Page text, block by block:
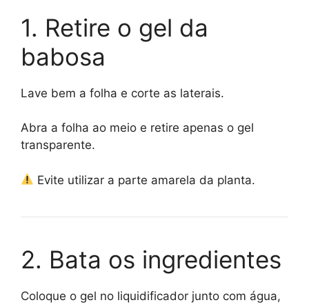
1. Retire o gel da
babosa
Lave bem a folha e corte as laterais.
Abra a folha ao meio e retire apenas o gel
transparente.
Evite utilizar a parte amarela da planta.
2. Bata os ingredientes
Coloque o gel no liquidificador junto com água,